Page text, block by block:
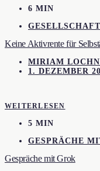
6 MIN
Keine Aktivrente für
MIRIAM
1. DEZEMBER
WEITERLESEN
5 MIN
GESPRÄCHE
Gespräche mit Grok